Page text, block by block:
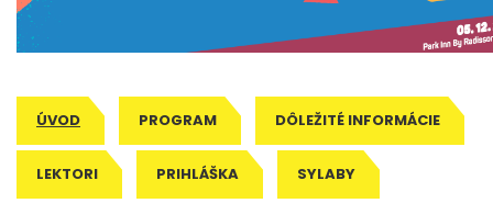
ÚVOD PROGRAM DÔLEŽITÉ INFORMÁCIE
LEKTORI PRIHLÁŠKA SYLABY